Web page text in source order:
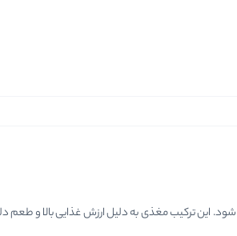
این ترکیب مغذی به دلیل ارزش غذایی بالا و طعم